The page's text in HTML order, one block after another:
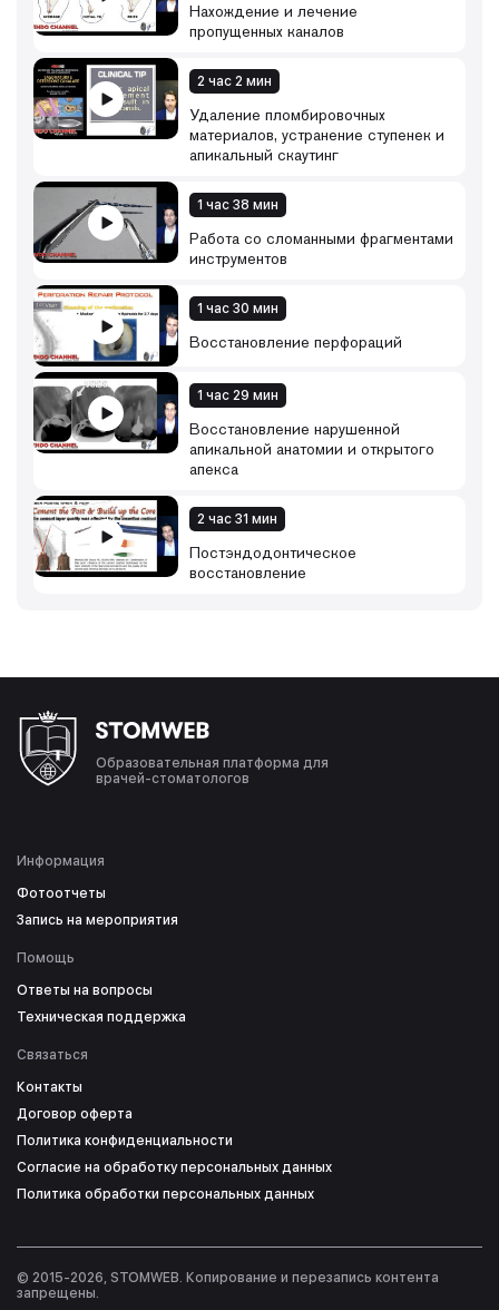
Нахождение и лечение
пропущенных каналов
2 час 2 мин
Удаление пломбировочных
материалов, устранение ступенек и
апикальный скаутинг
1 час 38 мин
Работа со сломанными фрагментами
инструментов
1 час 30 мин
Восстановление перфораций
1 час 29 мин
Восстановление нарушенной
апикальной анатомии и открытого
апекса
2 час 31 мин
Постэндодонтическое
восстановление
Образовательная платформа для
врачей-стоматологов
Информация
Фотоотчеты
Запись на мероприятия
Помощь
Ответы на вопросы
Техническая поддержка
Связаться
Контакты
Договор оферта
Политика конфиденциальности
Согласие на обработку персональных данных
Политика обработки персональных данных
© 2015-2026, STOMWEB. Копирование и перезапись контента
запрещены.